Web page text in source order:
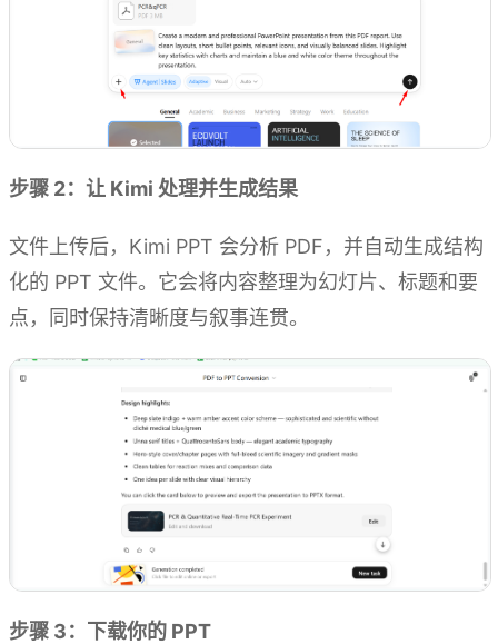
步骤 2：让 Kimi 处理并生成结果
文件上传后，Kimi PPT 会分析 PDF，并自动生成结构
化的 PPT 文件。它会将内容整理为幻灯片、标题和要
点，同时保持清晰度与叙事连贯。
步骤 3：下载你的 PPT